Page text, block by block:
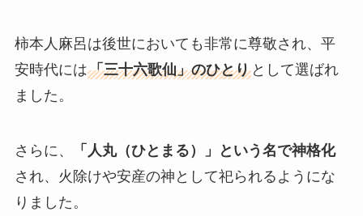
柿本人麻呂は後世においても非常に尊敬され、平
安時代には「三十六歌仙」のひとりとして選ばれ
ました。
さらに、
「人丸（ひとまる）」という名で神格化
され、火除けや安産の神として祀られるようにな
りました。